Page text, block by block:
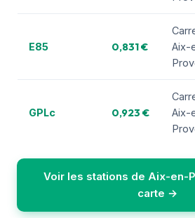
E85 0,831 €
Aix-
GPLc 0,923 €
Aix-
Voir les stations de Aix-en-
carte →